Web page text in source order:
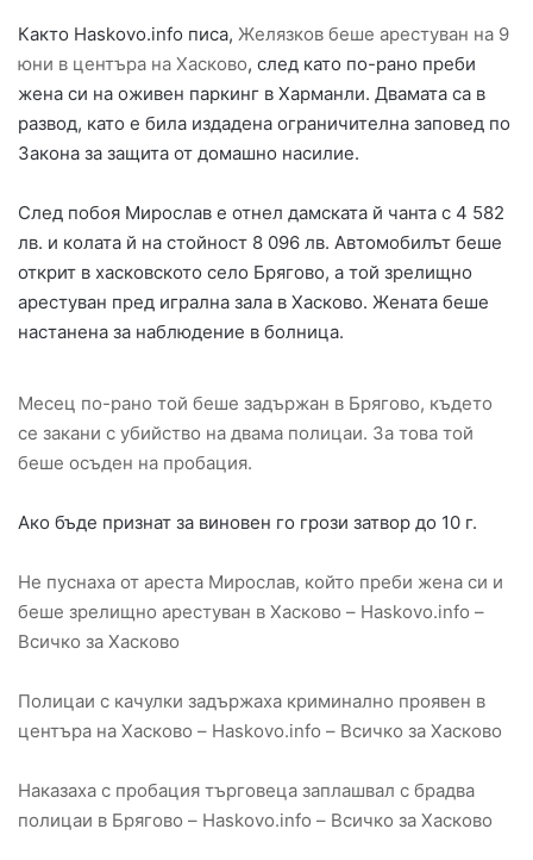
Както Haskovo.info писа, Желязков беше арестуван на 9
юни в центъра на Хасково, след като по-рано преби
жена си на оживен паркинг в Харманли. Двамата са в
развод, като е била издадена ограничителна заповед по
Закона за защита от домашно насилие.
След побоя Мирослав е отнел дамската й чанта с 4 582
лв. и колата й на стойност 8 096 лв. Автомобилът беше
открит в хасковското село Брягово, а той зрелищно
арестуван пред игрална зала в Хасково. Жената беше
настанена за наблюдение в болница.
Месец по-рано той беше задържан в Брягово, където
се закани с убийство на двама полицаи. За това той
беше осъден на пробация.
Ако бъде признат за виновен го грози затвор до 10 г.
Не пуснаха от ареста Мирослав, който преби жена си и
беше зрелищно арестуван в Хасково – Haskovo.info –
Всичко за Хасково
Полицаи с качулки задържаха криминално проявен в
центъра на Хасково – Haskovo.info – Всичко за Хасково
Наказаха с пробация търговеца заплашвал с брадва
полицаи в Брягово – Haskovo.info – Всичко за Хасково